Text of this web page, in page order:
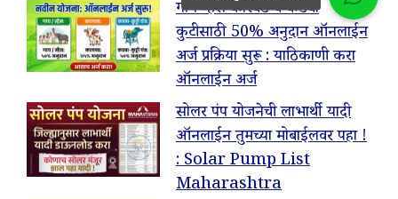
गाय म्हैस कारवड व कडबा
कुटीसाठी 50% अनुदान ऑनलाईन
अर्ज प्रक्रिया सुरू : याठिकाणी करा
ऑनलाईन अर्ज
सोलर पंप योजनेची लाभार्थी यादी
ऑनलाईन तुमच्या मोबाईलवर पहा !
: Solar Pump List
Maharashtra